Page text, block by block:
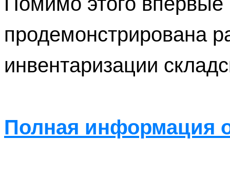
продемонстрирована
инвентаризации
Полная информация